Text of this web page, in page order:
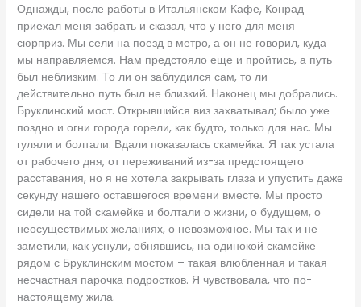
Однажды, после работы в Итальянском Кафе, Конрад
приехал меня забрать и сказал, что у него для меня
сюрприз. Мы сели на поезд в метро, а он не говорил, куда
мы направляемся. Нам предстояло еще и пройтись, а путь
был неблизким. То ли он заблудился сам, то ли
действительно путь был не близкий. Наконец мы добрались.
Бруклинский мост. Открывшийся виз захватывал; было уже
поздно и огни города горели, как будто, только для нас. Мы
гуляли и болтали. Вдали показалась скамейка. Я так устала
от рабочего дня, от переживаний из-за предстоящего
расставания, но я не хотела закрывать глаза и упустить даже
секунду нашего оставшегося времени вместе. Мы просто
сидели на той скамейке и болтали о жизни, о будущем, о
неосуществимых желаниях, о невозможное. Мы так и не
заметили, как уснули, обнявшись, на одинокой скамейке
рядом с Бруклинским мостом – такая влюбленная и такая
несчастная парочка подростков. Я чувствовала, что по-
настоящему жила.